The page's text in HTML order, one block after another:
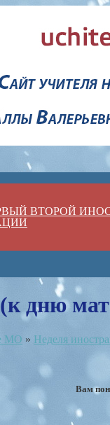
ВТОРОЙ
дню
МО » Неделя
Вам